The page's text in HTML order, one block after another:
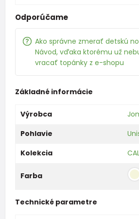
Odporúčame
Ako správne zmerať detskú
Návod, vďaka ktorému už
vracať topánky z e-shopu
Základné informácie
Výrobca
Pohlavie
Kolekcia
Farba
Technické parametre